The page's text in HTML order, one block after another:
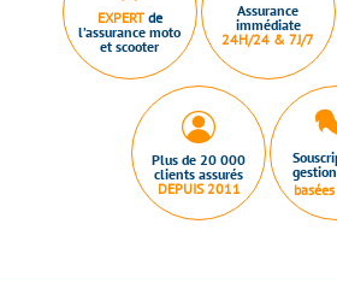
EXPERTde
l’assurance moto
et scooter
Assurance
immédiate
24H/24 & 7J/7
Plus de 20 000
clients assurés
DEPUIS 2011